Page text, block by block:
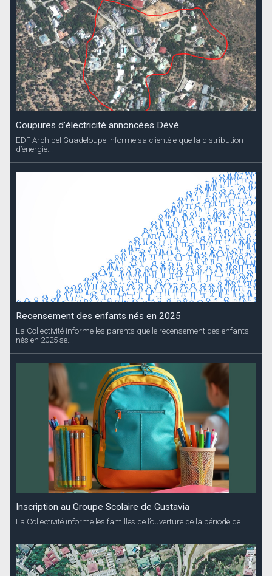
Coupures d’électricité annoncées Dévé
EDF Archipel Guadeloupe informe sa clientèle que la distribution
d’énergie...
Recensement des enfants nés en 2025
La Collectivité informe les parents que le recensement des enfants
nés en 2025 se...
Inscription au Groupe Scolaire de Gustavia
La Collectivité informe les familles de l’ouverture de la période de...